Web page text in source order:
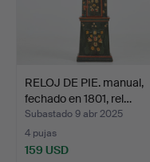
RELOJ DE PIE. manual,
fechado en 1801, rel…
Subastado 9 abr 2025
4 pujas
159 USD